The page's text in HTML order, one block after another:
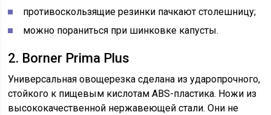
противоскользящие резинки пачкают столешницу;
можно пораниться при шинковке капусты.
2. Borner Prima Plus
Универсальная овощерезка сделана из ударопрочного,
стойкого к пищевым кислотам ABS-пластика. Ножи из
высококачественной нержавеющей стали. Они не